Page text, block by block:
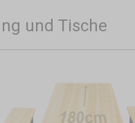
und Tische